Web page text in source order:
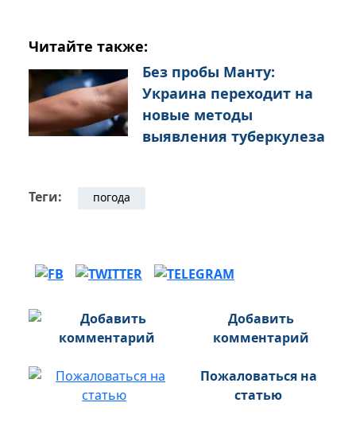
Читайте также:
Без пробы Манту:
Украина переходит на
новые методы
выявления туберкулеза
Теги: погода
Добавить
комментарий
Пожаловаться на
статью